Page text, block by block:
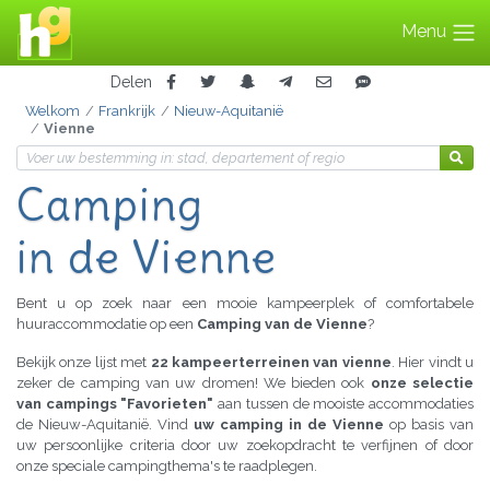
Menu
Delen
Welkom Frankrijk
Nieuw-Aquitanië
Vienne
Camping
in de Vienne
Bent u op zoek naar een mooie kampeerplek of comfortabele
huuraccommodatie op een Camping van de Vienne?
Bekijk onze lijst met 22 kampeerterreinen van vienne. Hier vindt u
zeker de camping van uw dromen! We bieden ook onze selectie
van campings "Favorieten" aan tussen de mooiste accommodaties
de Nieuw-Aquitanië. Vind uw camping in de Vienne op basis van
uw persoonlijke criteria door uw zoekopdracht te verfijnen of door
onze speciale campingthema's te raadplegen.